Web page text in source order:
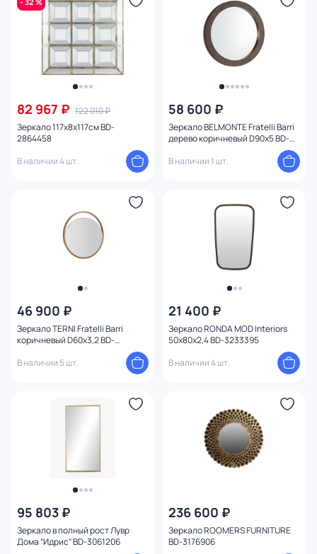
82 967 ₽ 122 010 ₽
Зеркало 117x8x117см BD-
2864458
В наличии 4 шт.
58 600 ₽
Зеркало BELMONTE Fratelli Barri
дерево коричневый D90x5 BD-
В наличии 1 шт.
46 900 ₽
Зеркало TERNI Fratelli Barri
коричневый D60x3,2 BD-
В наличии 5 шт.
21 400 ₽
Зеркало RONDA MOD Interiors
50х80х2,4 BD-3233395
В наличии 4 шт.
95 803 ₽
Зеркало в полный рост Лувр
Дома “Идрис” BD-3061206
236 600 ₽
Зеркало ROOMERS FURNITURE
BD-3176906
Длина (см)
Глубина (см)
Ширина (см)
Конструкция
Ориентация
Материал рамы